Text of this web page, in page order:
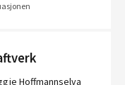
Hoffmannselva